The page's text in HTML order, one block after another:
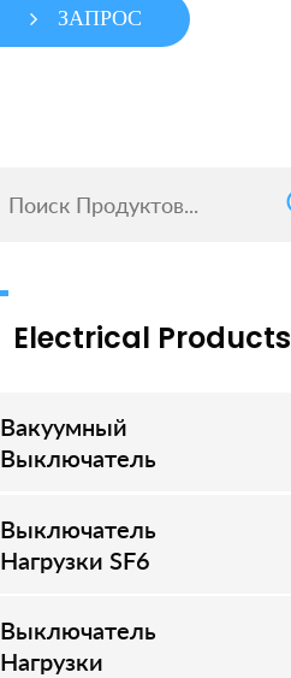
ЗАПРОС
Electrical Products
Вакуумный
Выключатель
–
Выключатель
Нагрузки SF6
–
Выключатель
Нагрузки
–